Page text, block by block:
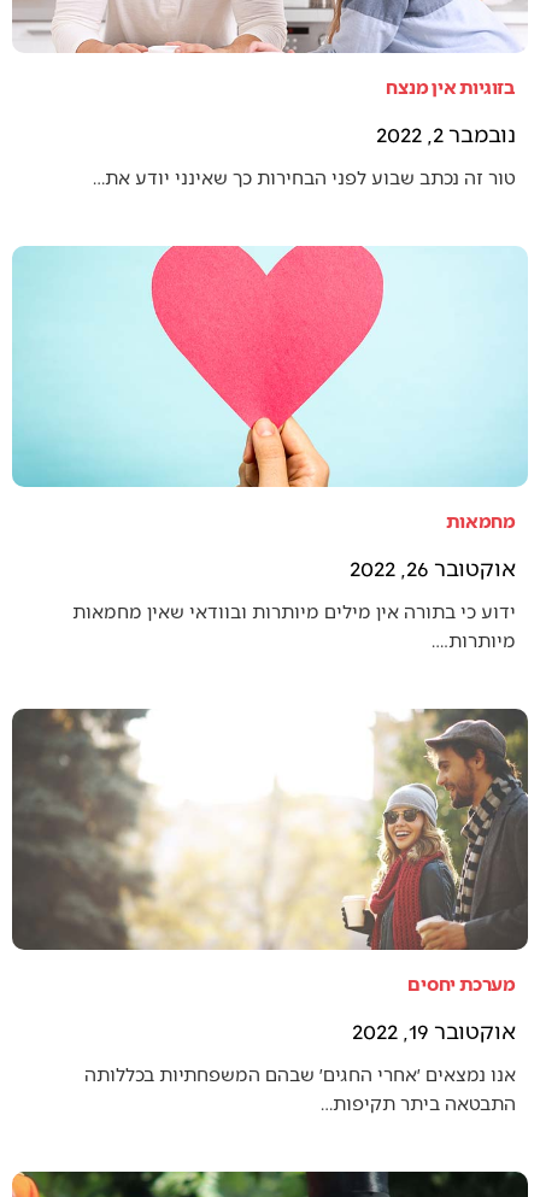
בזוגיות אין מנצח
נובמבר 2, 2022
טור זה נכתב שבוע לפני הבחירות כך שאינני יודע את…
מחמאות
אוקטובר 26, 2022
ידוע כי בתורה אין מילים מיותרות ובוודאי שאין מחמאות
מיותרות.…
מערכת יחסים
אוקטובר 19, 2022
אנו נמצאים ׳אחרי החגים׳ שבהם המשפחתיות בכללותה
התבטאה ביתר תקיפות…